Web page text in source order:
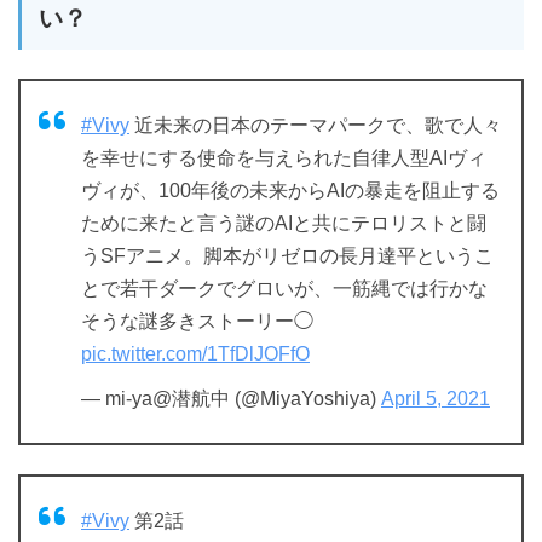
い？
#Vivy 近未来の日本のテーマパークで、歌で人々
を幸せにする使命を与えられた自律人型AIヴィ
ヴィが、100年後の未来からAIの暴走を阻止する
ために来たと言う謎のAIと共にテロリストと闘
うSFアニメ。脚本がリゼロの長月達平というこ
とで若干ダークでグロいが、一筋縄では行かな
そうな謎多きストーリー◯
pic.twitter.com/1TfDlJOFfO
— mi-ya@潜航中 (@MiyaYoshiya) April 5, 2021
#Vivy 第2話